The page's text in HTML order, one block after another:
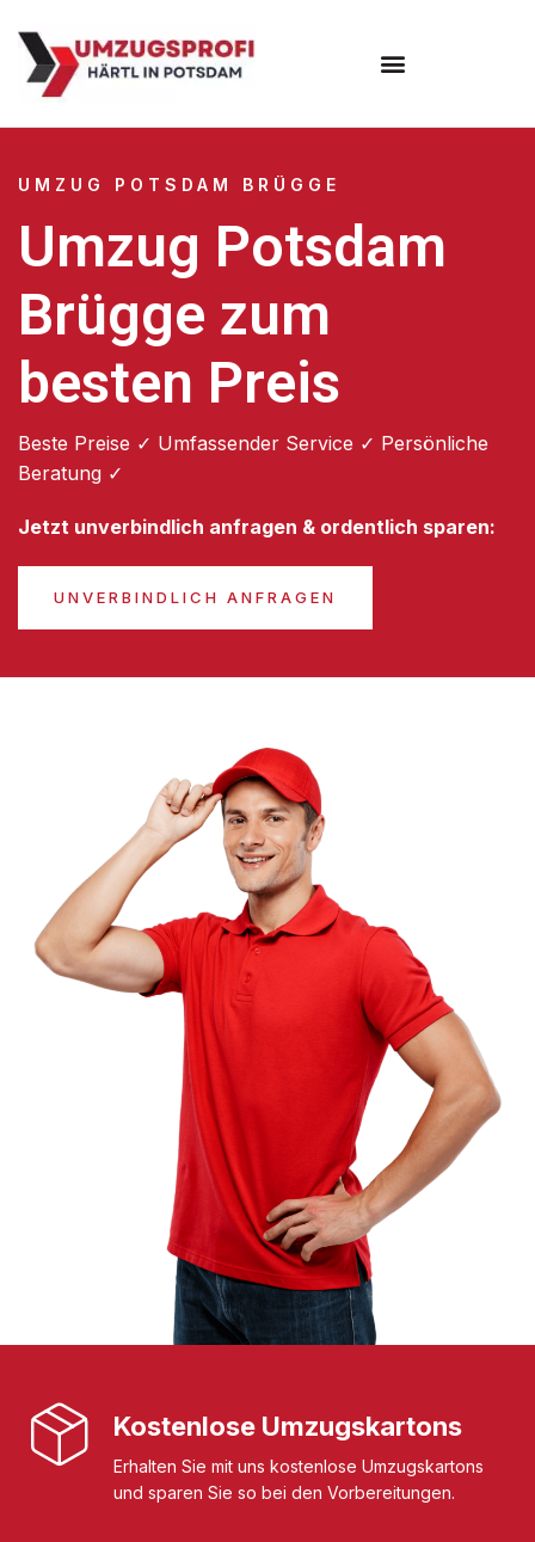
UMZUG POTSDAM BRÜGGE
Umzug Potsdam
Brügge zum
besten Preis
Beste Preise ✓ Umfassender Service ✓ Persönliche
Beratung ✓
Jetzt unverbindlich anfragen & ordentlich sparen:
UNVERBINDLICH ANFRAGEN
Kostenlose Umzugskartons
Erhalten Sie mit uns kostenlose Umzugskartons
und sparen Sie so bei den Vorbereitungen.